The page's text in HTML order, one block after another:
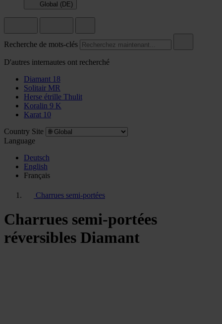
Global (DE)
Recherche de mots-clés
D'autres internautes ont recherché
Diamant 18
Solitair MR
Herse étrille Thulit
Koralin 9 K
Karat 10
Country Site
Language
Deutsch
English
Français
Charrues semi-portées
Charrues semi-portées
réversibles Diamant